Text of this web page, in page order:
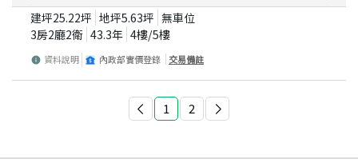
建坪25.22坪 地坪5.63坪 無車位
3房2廳2衛 43.3年 4樓/5樓
資料說明 內政部實價登錄 交易備註
1 2